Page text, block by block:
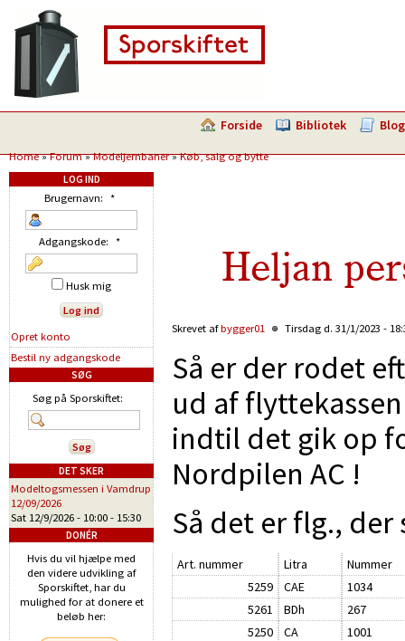
Forside Bibliotek Blog
Home»Forum»Modeljernbaner»Køb, salg og bytte
Heljan
Skrevet afbygger01 Tirsdag d. 31/1/2023 -
Så er der rodet
ud af
indtil det gik op
Nordpilen AC !
Så det er flg.,
Art. nummer Litra
Nummer
5259
CAE
1034
5261
BDh
267
5250
CA
1001
LOG IND
Brugernavn: *
Adgangskode: *
Husk mig
Opret konto
Bestil ny adgangskode
SØG
Søg på Sporskiftet:
DET SKER
Modeltogsmessen i Vamdrup
12/09/2026
Sat 12/9/2026 - 10:00 - 15:30
DONÉR
Hvis du vil hjælpe med
den videre udvikling af
Sporskiftet, har du
mulighed for at donere et
beløb her: